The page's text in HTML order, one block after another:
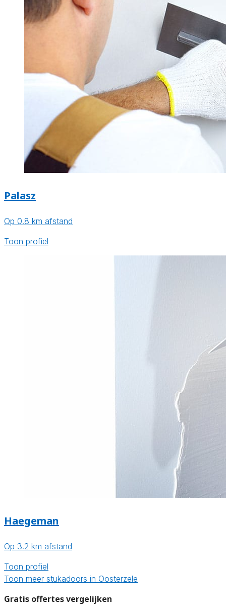
Palasz
Op 0.8 km afstand
Toon profiel
Haegeman
Op 3.2 km afstand
Toon profiel
Toon meer stukadoors in Oosterzele
Gratis offertes vergelijken